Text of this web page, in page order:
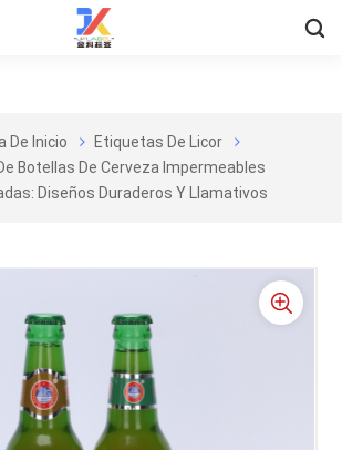
De Inicio
Etiquetas De Licor
Botellas De Cerveza Impermeables
Diseños Duraderos Y Llamativos